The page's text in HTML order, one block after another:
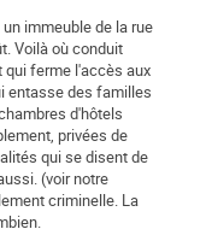
immeuble de la rue
Voilà où conduit
qui ferme l'accès aux
entasse des familles
d'hôtels
privées de
qui se disent de
(voir notre
criminelle. La